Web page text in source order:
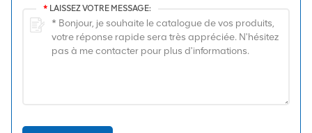
* LAISSEZ VOTRE MESSAGE: